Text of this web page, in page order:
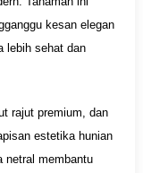
kesan elegan
lebih sehat dan
rajut premium, dan
estetika hunian
netral membantu